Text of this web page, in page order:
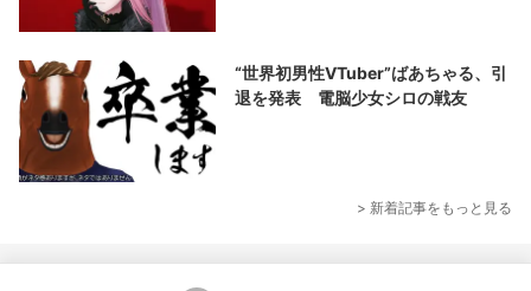
“世界初男性VTuber”ばあちゃる、引
退を発表 電脳少女シロの戦友
> 新着記事をもっと見る